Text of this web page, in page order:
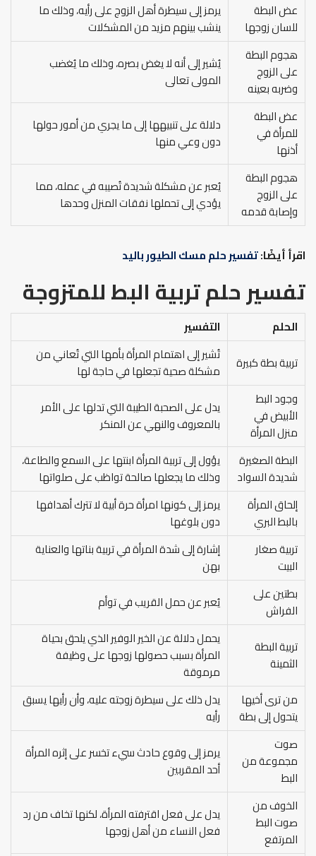
عض البطة
للسان زوجها
يرمز إلى سيطرة أهل الزوج على رأيه، وذلك ما
ينشب بينهم مزيد من المشكلات
هجوم البطة
على الزوج
وضربه بعينه
يُشير إلى أنه لا يغض بصره، وذلك ما يُغضب
المولى تعالى
عض البطة
للمرأة في
أذنها
دلالة على تنبيهها إلى ما يجري من أمور حولها
دون وعي منها
هجوم البطة
على الزوج
وإصابة قدمه
يُعبر عن مشكلة شديدة تُصيبه في عمله، مما
يؤدي إلى تحملها نفقات المنزل وحدها
اقرأ أيضًا:تفسير حلم مسك الطيور باليد
تفسير حلم تربية البط للمتزوجة
الحلم
التفسير
تربية بطة كبيرة
تُشير إلى اهتمام المرأة بأمها التي تُعاني من
مشكلة صحية تجعلها في حاجة لها
وجود البط
الأبيض في
منزل المرأة
يدل على الصحبة الطيبة التي تدلها على الأمر
بالمعروف والنهي عن المنكر
البطة الصغيرة
شديدة السواد
يؤول إلى تربية المرأة ابنتها على السمع والطاعة،
وذلك ما يجعلها صالحة تواظب على صلواتها
إلحاق المرأة
بالبط البري
يرمز إلى كونها امرأة حرة أبية لا تترك أهدافها
دون بلوغها
تربية صغار
البيت
إشارة إلى شدة المرأة في تربية بناتها والعناية
بهن
بطتين على
الفراش
يُعبر عن حمل القريب في توأم
تربية البطة
الثمينة
يحمل دلالة عن الخير الوفير الذي يلحق بحياة
المرأة بسبب حصولها زوجها على وظيفة
مرموقة
من ترى أخيها
يتحول إلى بطة
يدل ذلك على سيطرة زوجته عليه، وأن رأيها يسبق
رأيه
صوت
مجموعة من
البط
يرمز إلى وقوع حادث سيء تخسر على إثره المرأة
أحد المقربين
الخوف من
صوت البط
المرتفع
يدل على فعل اقترفته المرأة، لكنها تخاف من رد
فعل النساء من أهل زوجها